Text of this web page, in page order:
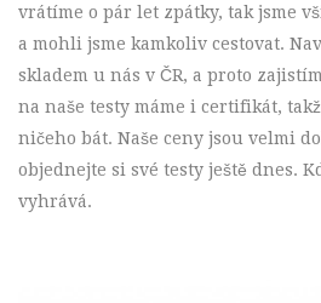
vrátíme o pár let zpátky, tak jsme
a mohli jsme kamkoliv cestovat.
skladem u nás v ČR, a proto
na naše testy máme i certifikát,
ničeho bát. Naše ceny jsou velmi
objednejte si své testy ještě dnes.
vyhrává.